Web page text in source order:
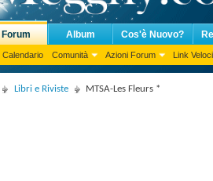
Forum
Calendario Comunità Azioni Forum Link Veloci
Album Cos'è Nuovo?
Libri e Riviste MTSA-Les Fleurs *